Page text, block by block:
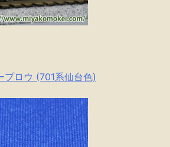
ロウ (701系仙台色)